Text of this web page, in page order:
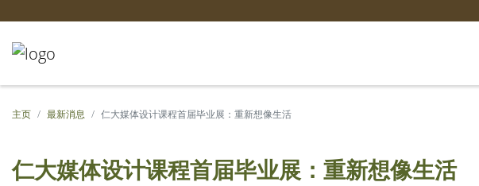
主页 最新消息 仁大媒体设计课程首届毕业展：重新想像生活
仁大媒体设计课程首届毕业展：重新想像生活